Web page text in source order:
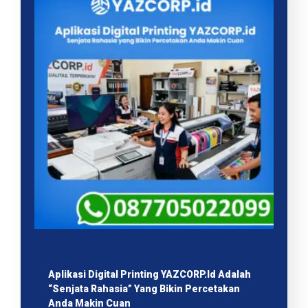
Aplikasi Digital Printing YAZCORP.id Adalah
“Senjata Rahasia” Yang Bikin Percetakan
Anda Makin Cuan